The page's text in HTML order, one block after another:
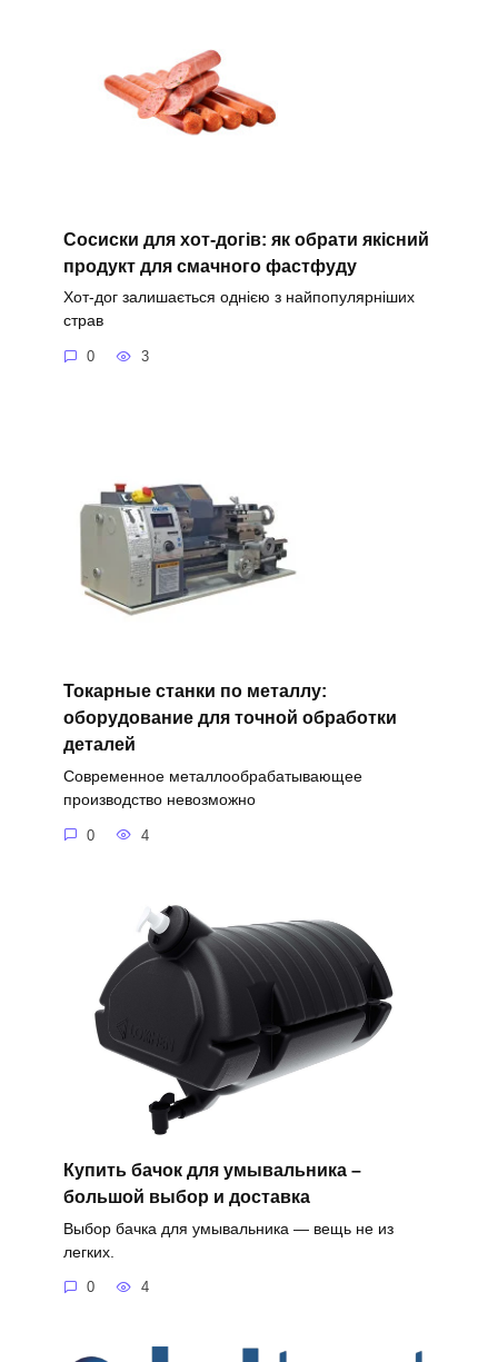
Сосиски для хот-догів: як обрати якісний
продукт для смачного фастфуду
Хот-дог залишається однією з найпопулярніших
страв
0 3
Токарные станки по металлу:
оборудование для точной обработки
деталей
Современное металлообрабатывающее
производство невозможно
0 4
Купить бачок для умывальника –
большой выбор и доставка
Выбор бачка для умывальника — вещь не из
легких.
0 4